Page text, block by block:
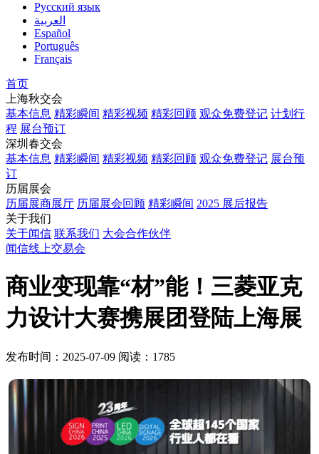
Русский язык
العربية
Español
Português
Français
首页
上海秋交会
基本信息 精彩瞬间 精彩视频 精彩回顾 观众免费登记 计划行
程 展台预订
深圳春交会
基本信息 精彩瞬间 精彩视频 精彩回顾 观众免费登记 展台预
订
历届展会
历届展商展厅 历届展会回顾 精彩瞬间 2025 展后报告
关于我们
关于闻信 联系我们 大会合作伙伴
闻信线上交易会
商业变现靠“材”能！三菱亚克
力设计大赛携展团登陆上海展
发布时间：2025-07-09 阅读：1785